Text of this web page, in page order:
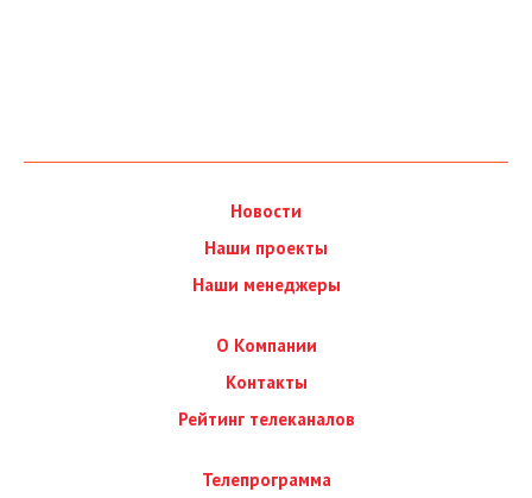
Новости
Наши проекты
Наши менеджеры
О Компании
Контакты
Рейтинг телеканалов
Телепрограмма